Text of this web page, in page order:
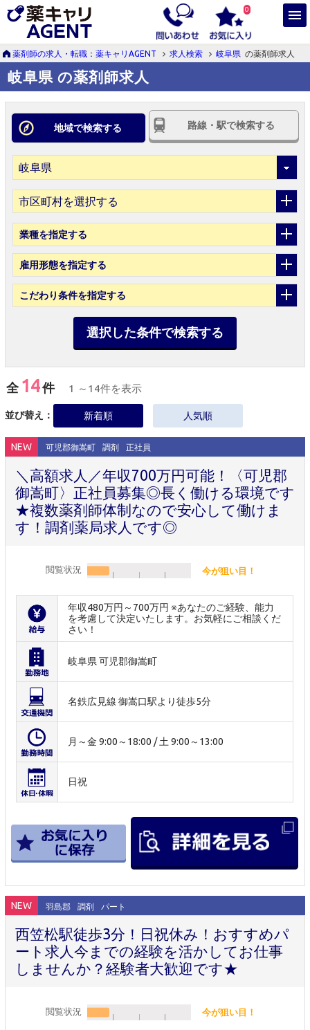
0
薬剤師の求人・転職：薬キャリAGENT 求人検索 岐阜県 の薬剤師求人
岐阜県 の薬剤師求人
地域で検索する 路線・駅で検索する
市区町村を選択する
業種を指定する
雇用形態を指定する
こだわり条件を指定する
選択した条件で検索する
全 14件 1 ～14件を表示
並び替え： 新着順 人気順
NEW 可児郡御嵩町 調剤 正社員
＼高額求人／年収700万円可能！〈可児郡
御嵩町〉正社員募集◎長く働ける環境です
★複数薬剤師体制なので安心して働けま
す！調剤薬局求人です◎
閲覧状況 今が狙い目！
年収480万円～700万円 ※あなたのご経験、能力
を考慮して決定いたします。お気軽にご相談くだ
さい！
岐阜県 可児郡御嵩町
名鉄広見線 御嵩口駅より徒歩5分
月～金 9:00～18:00 / 土 9:00～13:00
日祝
NEW 羽島郡 調剤 パート
西笠松駅徒歩3分！日祝休み！おすすめパ
ート求人今までの経験を活かしてお仕事
しませんか？経験者大歓迎です★
閲覧状況 今が狙い目！